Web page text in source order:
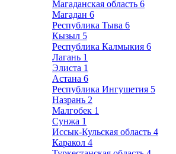
Магаданская область 6
Магадан 6
Республика Тыва 6
Кызыл 5
Республика Калмыкия 6
Лагань 1
Элиста 1
Астана 6
Республика Ингушетия 5
Назрань 2
Малгобек 1
Сунжа 1
Иссык-Кульская область 4
Каракол 4